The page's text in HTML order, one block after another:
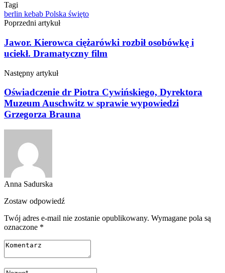
Tagi
berlin kebab Polska święto
Poprzedni artykuł
Jawor. Kierowca ciężarówki rozbił osobówkę i
uciekł. Dramatyczny film
Następny artykuł
Oświadczenie dr Piotra Cywińskiego, Dyrektora
Muzeum Auschwitz w sprawie wypowiedzi
Grzegorza Brauna
Anna Sadurska
Zostaw odpowiedź
Twój adres e-mail nie zostanie opublikowany. Wymagane pola są
oznaczone *